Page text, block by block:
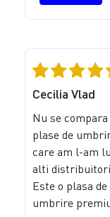
Cecilia Vlad
Nu se
plase de
care am l-am
alti
Este o plasa de
umbrire